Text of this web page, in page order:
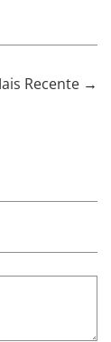
Recente →